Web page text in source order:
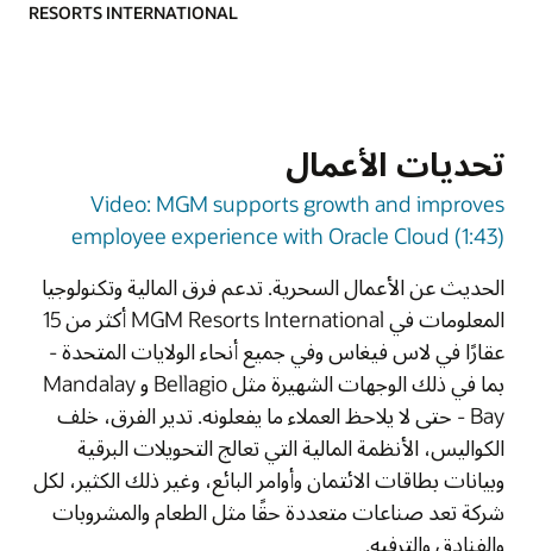
RESORTS INTERNATIONAL
تحديات الأعمال
Video: MGM supports growth and improves
employee experience with Oracle Cloud (1:43)
الحديث عن الأعمال السحرية. تدعم فرق المالية وتكنولوجيا
المعلومات في MGM Resorts International أكثر من 15
عقارًا في لاس فيغاس وفي جميع أنحاء الولايات المتحدة -
بما في ذلك الوجهات الشهيرة مثل Bellagio و Mandalay
Bay - حتى لا يلاحظ العملاء ما يفعلونه. تدير الفرق، خلف
الكواليس، الأنظمة المالية التي تعالج التحويلات البرقية
وبيانات بطاقات الائتمان وأوامر البائع، وغير ذلك الكثير، لكل
شركة تعد صناعات متعددة حقًا مثل الطعام والمشروبات
والفنادق والترفيه.